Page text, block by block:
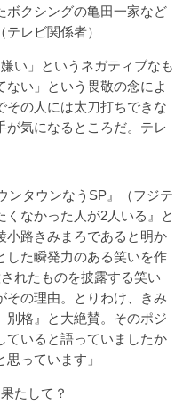
ボクシングの亀田一家など
レビ関係者）
い」というネガティブなも
い」という畏敬の念によ
その人には太刀打ちできな
が気になるところだ。テレ
ンタウンなうSP』（フジテ
なかった人が2人いる』と
小路きみまろであると明か
した瞬発力のある笑いを作
れたものを披露する笑い
その理由。とりわけ、きみ
別格』と大絶賛。そのポジ
ていると語っていましたか
っています」
たして？